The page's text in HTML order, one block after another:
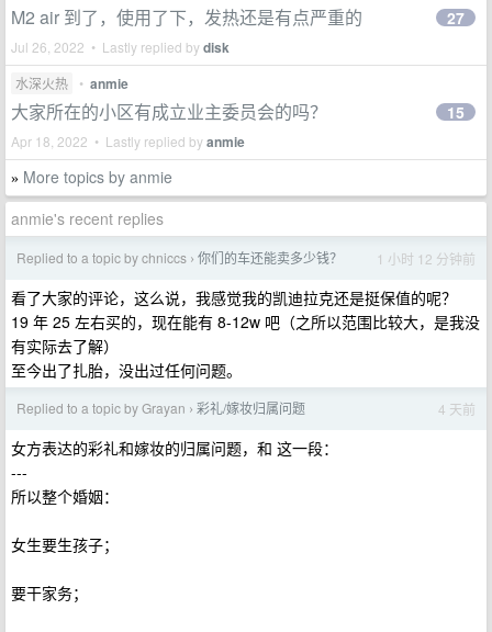
M2 air 到了，使用了下，发热还是有点严重的
Jul 26, 2022 • Lastly replied bydisk
27
水深火热 • anmie
大家所在的小区有成立业主委员会的吗？
Apr 18, 2022 • Lastly replied byanmie
15
» More topics by anmie
anmie's recent replies
Replied to a topic by chniccs › 你们的车还能卖多少钱？ 1 小时 12 分钟前
看了大家的评论，这么说，我感觉我的凯迪拉克还是挺保值的呢？
19 年 25 左右买的，现在能有 8-12w 吧（之所以范围比较大，是我没
有实际去了解）
至今出了扎胎，没出过任何问题。
Replied to a topic by Grayan › 彩礼/嫁妆归属问题 4 天前
女方表达的彩礼和嫁妆的归属问题，和 这一段：
---
所以整个婚姻：
女生要生孩子；
要干家务；